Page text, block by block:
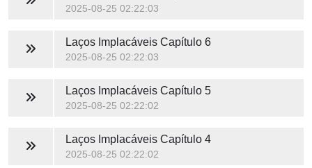
2025-08-25 02:22:03
Laços ImplacáveisCapítulo 6
2025-08-25 02:22:03
Laços ImplacáveisCapítulo 5
2025-08-25 02:22:02
Laços ImplacáveisCapítulo 4
2025-08-25 02:22:02